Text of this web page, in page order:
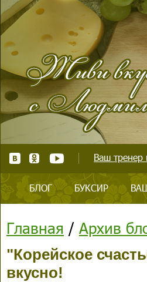
Ваш тренер
БЛОГ БУКСИР
Главная / Архив
"Корейское
вкусно!